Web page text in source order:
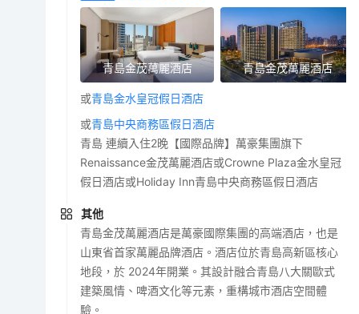
青島金茂萬麗酒店 青島金茂萬麗酒店
或青島金水皇冠假日酒店
或青島中央商務區假日酒店
青島 連續入住2晚【國際品牌】萬豪集團旗下
Renaissance金茂萬麗酒店或Crowne Plaza金水皇冠
假日酒店或Holiday Inn青島中央商務區假日酒店
其他
青島金茂萬麗酒店是萬豪國際集團的高端酒店，也是
山東省首家萬麗品牌酒店。酒店位於青島高新區核心
地段，於 2024年開業。其設計融合青島八大關歐式
建築風情、啤酒文化等元素，重構城市酒店空間體
驗。